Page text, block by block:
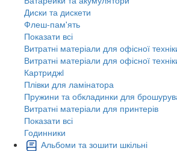
Диски та дискети
Флеш-пам'ять
Показати всі
Витратні матеріали для офісної
Витратні матеріали для офісної
Картриджi
Плівки для ламінатора
Пружини та обкладинки для
Витратні матеріали для принтерів
Показати всі
Годинники
Альбоми та зошити шкільні